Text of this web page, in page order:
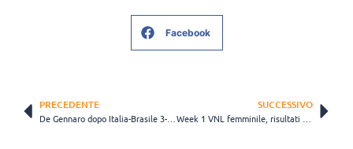
Facebook
PRECEDENTE SUCCESSIVO